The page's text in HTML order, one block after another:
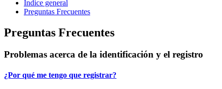
Índice general
Preguntas Frecuentes
Preguntas Frecuentes
Problemas acerca de la identificación y el registro
¿Por qué me tengo que registrar?